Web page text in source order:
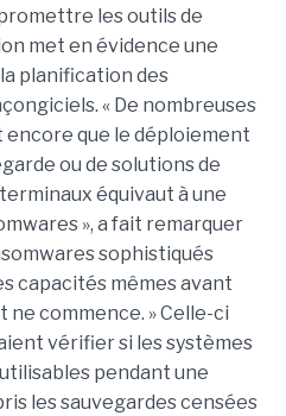
les outils de
met en évidence une
planification des
« De nombreuses
que le déploiement
ou de solutions de
équivaut à une
», a fait remarquer
sophistiqués
capacités mêmes avant
commence. » Celle-ci
vérifier si les systèmes
pendant une
les sauvegardes censées